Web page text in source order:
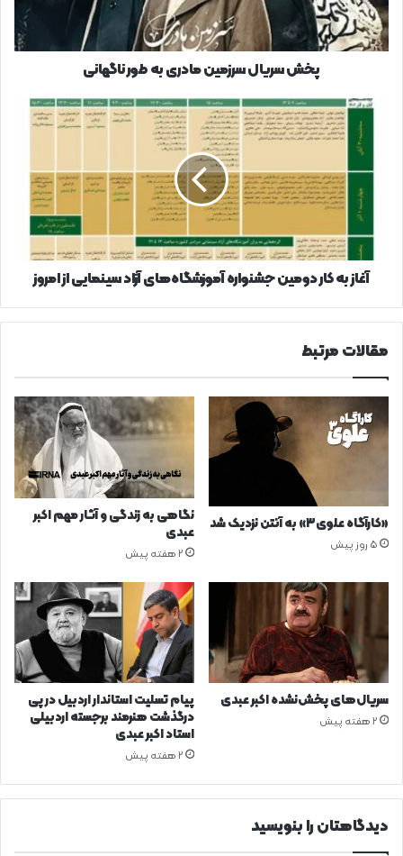
ناگهانی
پخش سریال سرزمین مادری به طور ناگهانی
آموزشگاه‌های
سینمایی
امروزآغاز به کار دومین جشنواره آموزشگاه‌های آزاد سینمایی از امروز
مقالات مرتبط
«کارآگاه علوی۳» به آنتن نزدیک شد
5 روز پیش
نگاهی به زندگی و آثار مهم اکبر
عبدی
2 هفته پیش
سریال‌های پخش‌نشده اکبر عبدی
2 هفته پیش
پیام تسلیت استاندار اردبیل در پی
درگذشت هنرمند برجسته اردبیلی
استاد اکبر عبدی
2 هفته پیش
دیدگاهتان را بنویسید